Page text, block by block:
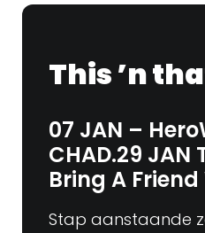
This ’n
07 JAN –
CHAD.29 JAN
Bring A Friend
Stap aanstaande